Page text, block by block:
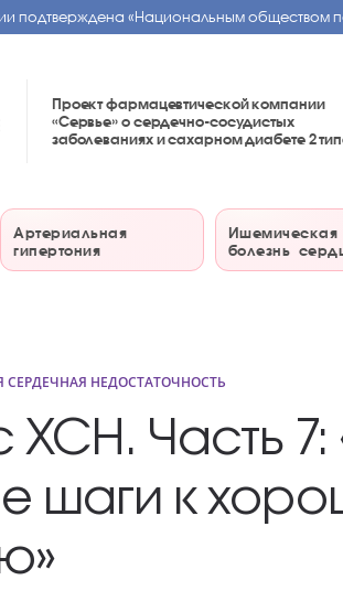
подтверждена «Национальным обществом
Проект фармацевтической компании
«Сервье»о сердечно-сосудистых
заболеваниях и сахарном диабете2
Артериальная
гипертония
Ишемическая
болезнь
СЕРДЕЧНАЯ НЕДОСТАТОЧНОСТЬ
ХСН. Часть
шаги к